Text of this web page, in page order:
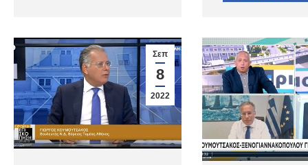
Σεπ
8
2022